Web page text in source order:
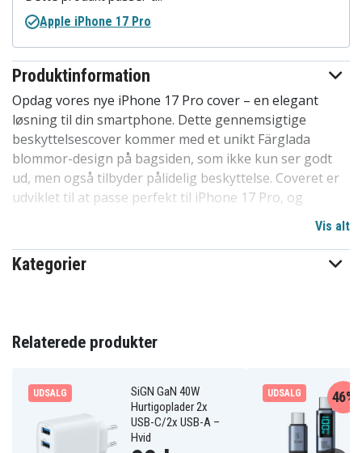
Produktinformation
Opdag vores nye iPhone 17 Pro cover – en elegant
løsning til din smartphone. Dette gennemsigtige
beskyttelsescover kommer med et unikt Färglada
blommor-design på bagsiden, som ikke kun ser godt
ud, men også tilbyder pålidelig beskyttelse. Coveret er
udviklet til at passe perfekt til iPhone 17 Pro, og
Vores design er fri for skarpe kanter og nemt at
montere eller fjerne fra din mobil, uden risiko for ridser
overkommelig pris, dette cover står stærkt i
konkurrencen. Et fremragende valg til at beskytte
tilpasset til iPhone 17 Pro.
Produktdetaljer:
Vis alt
Kategorier
Apple iPhone 17 Pro
Relaterede produkter
UDSALG
SiGN GaN 40W
Hurtigoplader 2x
USB-C/2x USB-A –
Hvid
UDSALG 46%